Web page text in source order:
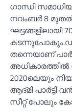
ഗാന്ധി
നവംബര്‍ 8
തന്നെയാണ്
അധികാരത്തില്‍
2020ലെയും
ആദ്മി പാര്‍ട്ടി
സീറ്റ് പോലും